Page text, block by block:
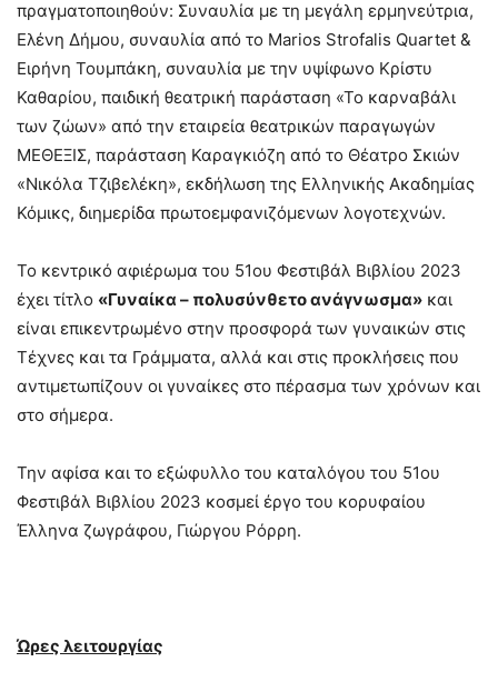
πραγματοποιηθούν: Συναυλία με τη μεγάλη ερμηνεύτρια,
Ελένη Δήμου, συναυλία από το Marios Strofalis Quartet &
Ειρήνη Τουμπάκη, συναυλία με την υψίφωνο Κρίστυ
Καθαρίου, παιδική θεατρική παράσταση «Το καρναβάλι
των ζώων» από την εταιρεία θεατρικών παραγωγών
ΜΕΘΕΞΙΣ, παράσταση Καραγκιόζη από το Θέατρο Σκιών
«Νικόλα Τζιβελέκη», εκδήλωση της Ελληνικής Ακαδημίας
Κόμικς, διημερίδα πρωτοεμφανιζόμενων λογοτεχνών.
Το κεντρικό αφιέρωμα του 51ου Φεστιβάλ Βιβλίου 2023
έχει τίτλο «Γυναίκα – πολυσύνθετο ανάγνωσμα» και
είναι επικεντρωμένο στην προσφορά των γυναικών στις
Τέχνες και τα Γράμματα, αλλά και στις προκλήσεις που
αντιμετωπίζουν οι γυναίκες στο πέρασμα των χρόνων και
στο σήμερα.
Την αφίσα και το εξώφυλλο του καταλόγου του 51ου
Φεστιβάλ Βιβλίου 2023 κοσμεί έργο του κορυφαίου
Έλληνα ζωγράφου, Γιώργου Ρόρρη.
Ώρες λειτουργίας